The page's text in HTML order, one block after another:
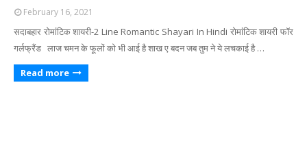
February 16, 2021
सदाबहार रोमांटिक शायरी-2 Line Romantic Shayari In Hindi रोमांटिक शायरी फॉर
गर्लफ्रैंड लाज चमन के फूलों को भी आई है शाख ए बदन जब तुम ने ये लचकाई है …
Read more